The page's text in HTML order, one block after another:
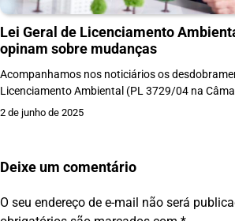
Lei Geral de Licenciamento
opinam sobre mudanças
Acompanhamos nos noticiários os
Licenciamento Ambiental (PL 3729/04 na
2 de junho de 2025
Deixe um comentário
O seu endereço de e-mail não será